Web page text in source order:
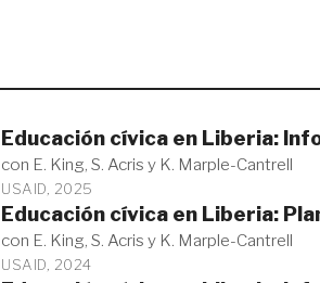
Educación cívica en Liberia:
con E. King, S. Acris y K. Marple-Cantrell
USAID, 2025
Educación cívica en Liberia:
con E. King, S. Acris y K. Marple-Cantrell
USAID, 2024